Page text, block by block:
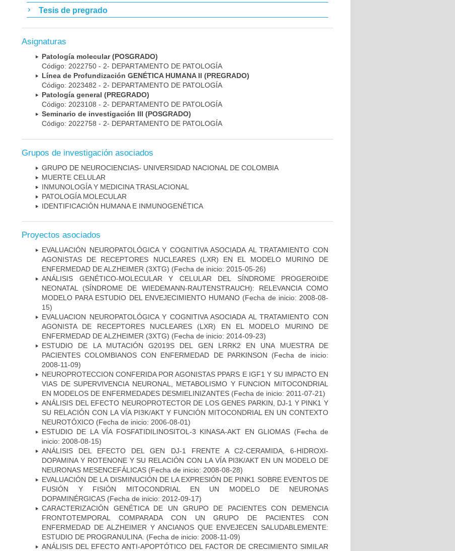
Tesis de pregrado
Asignaturas
Patología molecular (POSGRADO)
Código: 2022750 - 2- DEPARTAMENTO DE PATOLOGÍA
Línea de Profundización GENÉTICA HUMANA II (PREGRADO)
Código: 2023482 - 2- DEPARTAMENTO DE PATOLOGÍA
Patología general (PREGRADO)
Código: 2023108 - 2- DEPARTAMENTO DE PATOLOGÍA
Seminario de investigación III (POSGRADO)
Código: 2022758 - 2- DEPARTAMENTO DE PATOLOGÍA
Grupos de investigación asociados
GRUPO DE NEUROCIENCIAS- UNIVERSIDAD NACIONAL DE COLOMBIA
MUERTE CELULAR
INMUNOLOGÍA Y MEDICINA TRASLACIONAL
PATOLOGÍA MOLECULAR
IDENTIFICACIÓN HUMANA E INMUNOGENÉTICA
Proyectos asociados
EVALUACIÓN NEUROPATOLÓGICA Y COGNITIVA ASOCIADA AL TRATAMIENTO CON
AGONISTAS DE RECEPTORES NUCLEARES (LXR) EN EL MODELO MURINO DE
ENFERMEDAD DE ALZHEIMER (3XTG) (Fecha de inicio: 2015-05-26)
ANÁLISIS GENÉTICO-MOLECULAR Y CELULAR DEL SÍNDROME PROGEROIDE
NEONATAL (SÍNDROME DE WIEDEMANN-RAUTENSTRAUCH): RELEVANCIA COMO
MODELO PARA ESTUDIO DEL ENVEJECIMIENTO HUMANO (Fecha de inicio: 2008-08-
15)
EVALUACION NEUROPATOLÓGICA Y COGNITIVA ASOCIADA AL TRATAMIENTO CON
AGONISTA DE RECEPTORES NUCLEARES (LXR) EN EL MODELO MURINO DE
ENFERMEDAD DE ALZHEIMER (3XTG) (Fecha de inicio: 2014-09-23)
ESTUDIO DE LA MUTACIÓN G2019S DEL GEN LRRK2 EN UNA MUESTRA DE
PACIENTES COLOMBIANOS CON ENFERMEDAD DE PARKINSON (Fecha de inicio:
2008-11-09)
NEUROPROTECCION CONFERIDA POR AGONISTAS PPARS E IGF1 Y SU IMPACTO EN
VIAS DE SUPERVIVENCIA NEURONAL, METABOLISMO Y FUNCION MITOCONDRIAL
EN MODELOS DE ENFERMEDADES DESMIELINIZANTES (Fecha de inicio: 2011-07-21)
ANÁLISIS DEL EFECTO NEUROPROTECTOR DE LOS GENES PARKIN, DJ-1 Y PINK1 Y
SU RELACIÓN CON LA VÍA PI3K/AKT Y FUNCIÓN MITOCONDRIAL EN UN CONTEXTO
NEUROTÓXICO (Fecha de inicio: 2006-08-01)
ESTUDIO DE LA VÍA FOSFATIDILINOSITOL-3 KINASA-AKT EN GLIOMAS (Fecha de
inicio: 2008-08-15)
ANÁLISIS DEL EFECTO DEL GEN DJ-1 FRENTE A C2-CERAMIDA, 6-HIDROXI-
DOPAMINA Y ROTENONE Y SU RELACIÓN CON LA VÍA PI3K/AKT EN UN MODELO DE
NEURONAS MESENCEFÁLICAS (Fecha de inicio: 2008-08-28)
EVALUACIÓN DE LA DISMINUCIÓN DE LA EXPRESIÓN DE PINK1 SOBRE EVENTOS DE
FUSIÓN Y FISIÓN MITOCONDRIAL EN UN MODELO DE NEURONAS
DOPAMINÉRGICAS (Fecha de inicio: 2012-09-17)
CARACTERIZACIÓN GENÉTICA DE UN GRUPO DE PACIENTES CON DEMENCIA
FRONTOTEMPORAL COMPARADA CON UN GRUPO DE PACIENTES CON
ENFERMEDAD DE ALZHEIMER Y ANCIANOS QUE ENVEJECEN SALUDABLEMENTE:
ESTUDIO DE PROGRANULINA. (Fecha de inicio: 2008-11-09)
ANÁLISIS DEL EFECTO ANTI-APOPTÓTICO DEL FACTOR DE CRECIMIENTO SIMILAR